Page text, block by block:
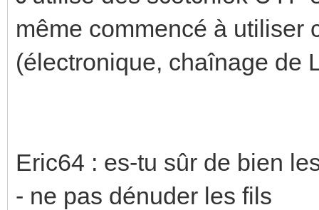
même commencé à utiliser
(électronique, chaînage de
Eric64 : es-tu sûr de bien
- ne pas dénuder les fils